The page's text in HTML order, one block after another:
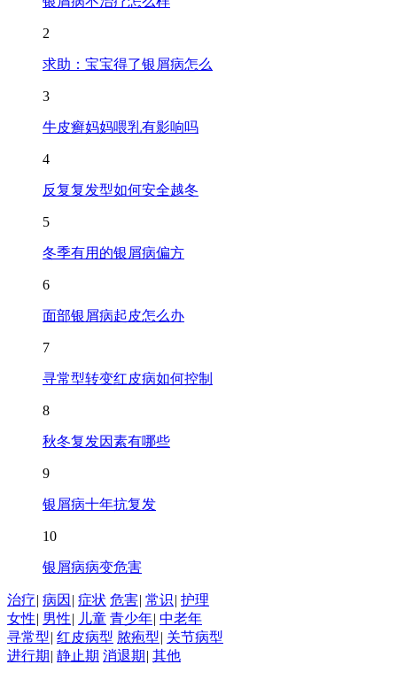
2
求助：宝宝得了银屑病怎么
3
牛皮癣妈妈喂乳有影响吗
4
反复复发型如何安全越冬
5
冬季有用的银屑病偏方
6
面部银屑病起皮怎么办
7
寻常型转变红皮病如何控制
8
秋冬复发因素有哪些
9
银屑病十年抗复发
10
银屑病病变危害
治疗| 病因 | 症状 危害| 常识| 护理
女性| 男性| 儿童 青少年| 中老年
寻常型| 红皮病型 脓疱型| 关节病型
进行期 | 静止期 消退期 | 其他